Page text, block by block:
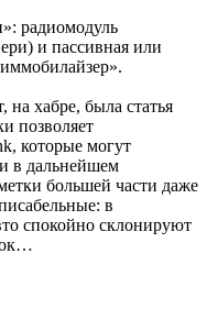
радиомодуль
и пассивная или
хабре, была статья
позволяет
которые могут
в дальнейшем
большей части даже
в
спокойно склонируют